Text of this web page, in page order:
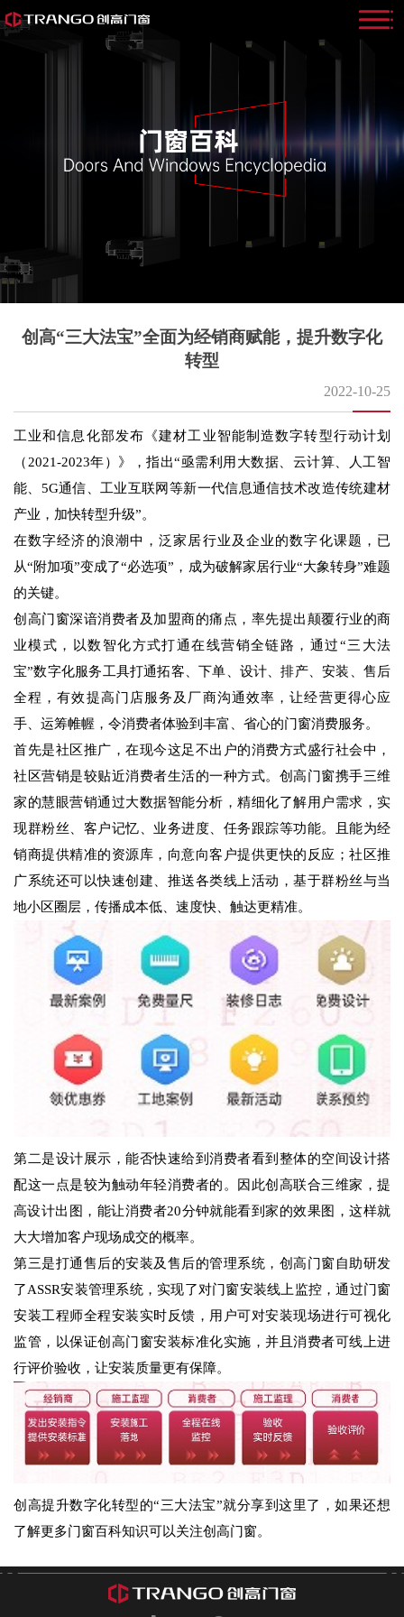
创高“三大法宝”全面为经销商赋能，提升数字化
转型
2022-10-25
工业和信息化部发布《建材工业智能制造数字转型行动计划
（2021-2023年）》，指出“亟需利用大数据、云计算、人工智
能、5G通信、工业互联网等新一代信息通信技术改造传统建材
产业，加快转型升级”。
在数字经济的浪潮中，泛家居行业及企业的数字化课题，已
从“附加项”变成了“必选项”，成为破解家居行业“大象转身”难题
的关键。
创高门窗深谙消费者及加盟商的痛点，率先提出颠覆行业的商
业模式，以数智化方式打通在线营销全链路，通过“三大法
宝”数字化服务工具打通拓客、下单、设计、排产、安装、售后
全程，有效提高门店服务及厂商沟通效率，让经营更得心应
手、运筹帷幄，令消费者体验到丰富、省心的门窗消费服务。
首先是社区推广，在现今这足不出户的消费方式盛行社会中，
社区营销是较贴近消费者生活的一种方式。创高门窗携手三维
家的慧眼营销通过大数据智能分析，精细化了解用户需求，实
现群粉丝、客户记忆、业务进度、任务跟踪等功能。且能为经
销商提供精准的资源库，向意向客户提供更快的反应；社区推
广系统还可以快速创建、推送各类线上活动，基于群粉丝与当
地小区圈层，传播成本低、速度快、触达更精准。
第二是设计展示，能否快速给到消费者看到整体的空间设计搭
配这一点是较为触动年轻消费者的。因此创高联合三维家，提
高设计出图，能让消费者20分钟就能看到家的效果图，这样就
大大增加客户现场成交的概率。
第三是打通售后的安装及售后的管理系统，创高门窗自助研发
了ASSR安装管理系统，实现了对门窗安装线上监控，通过门窗
安装工程师全程安装实时反馈，用户可对安装现场进行可视化
监管，以保证创高门窗安装标准化实施，并且消费者可线上进
行评价验收，让安装质量更有保障。
创高提升数字化转型的“三大法宝”就分享到这里了，如果还想
了解更多门窗百科知识可以关注创高门窗。